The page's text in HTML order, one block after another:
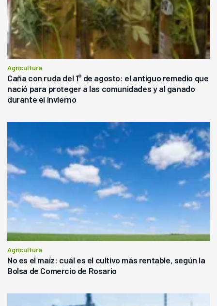
Agricultura
Caña con ruda del 1° de agosto: el antiguo remedio que
nació para proteger a las comunidades y al ganado
durante el invierno
Agricultura
No es el maíz: cuál es el cultivo más rentable, según la
Bolsa de Comercio de Rosario